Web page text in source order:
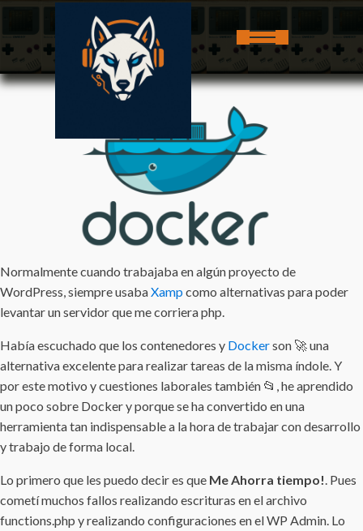
Normalmente cuando trabajaba en algún proyecto de
WordPress, siempre usabaXampcomo alternativas para poder
levantar un servidor que me corriera php.
Había escuchado que los contenedores y Dockerson 🚀 una
alternativa excelente para realizar tareas de la misma índole. Y
por este motivo y cuestiones laborales también 📂, he aprendido
un poco sobre Docker y porque se ha convertido en una
herramienta tan indispensable a la hora de trabajar con desarrollo
y trabajo de forma local.
Lo primero que les puedo decir es que Me Ahorra tiempo! . Pues
cometí muchos fallos realizando escrituras en el archivo
functions.php y realizando configuraciones en el WP Admin. Lo